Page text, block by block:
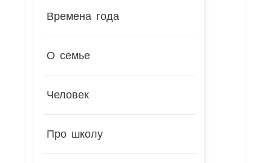
Времена года
О семье
Человек
Про школу